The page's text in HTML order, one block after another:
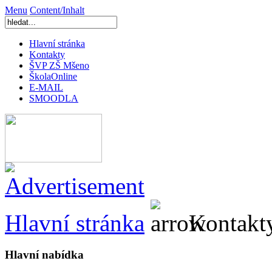
Menu Content/Inhalt
Hlavní stránka
Kontakty
ŠVP ZŠ Mšeno
ŠkolaOnline
E-MAIL
SMOODLA
Hlavní stránka
Hlavní nabídka